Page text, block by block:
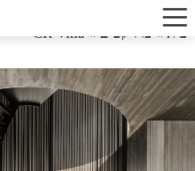
בית»פרויקטים»
CR Villa